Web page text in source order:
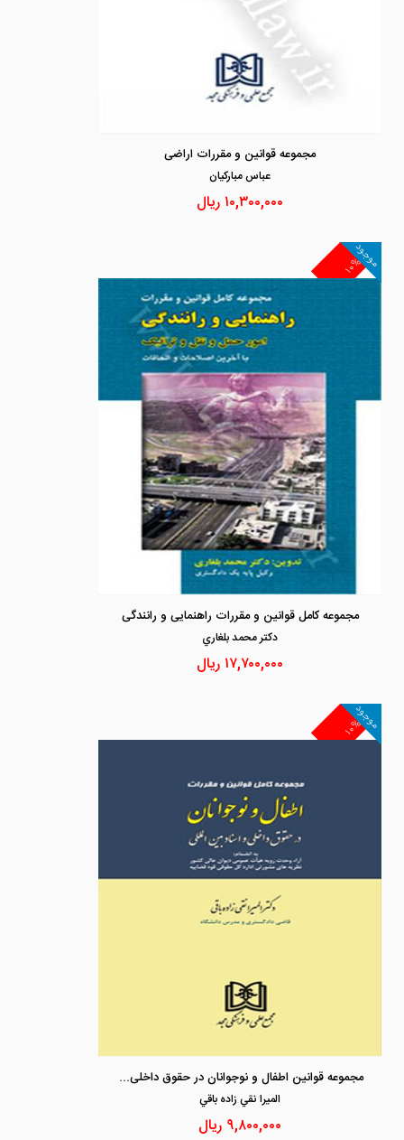
مجموعه قوانین و مقررات اراضی
عباس مباركيان
۱۰,۳۰۰,۰۰۰ ریال
۱۰%
موجود
مجموعه کامل قوانین و مقررات راهنمایی و رانندگی
دكتر محمد بلغاري
۱۷,۷۰۰,۰۰۰ ریال
۱۰%
موجود
مجموعه قوانین اطفال و نوجوانان در حقوق داخلی «ویراست سوم»
الميرا نقي زاده باقي
۹,۸۰۰,۰۰۰ ریال